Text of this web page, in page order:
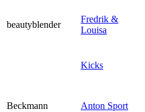
beautyblender
Fredrik &
Louisa
Kicks
Beckmann Anton Sport